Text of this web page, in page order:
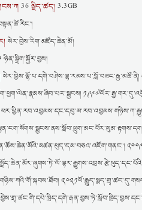
36 ལྗིད་ཚད། 3.3GB
སེར་བྱེས་རིག་མཛོད་ཆེན་མོ།